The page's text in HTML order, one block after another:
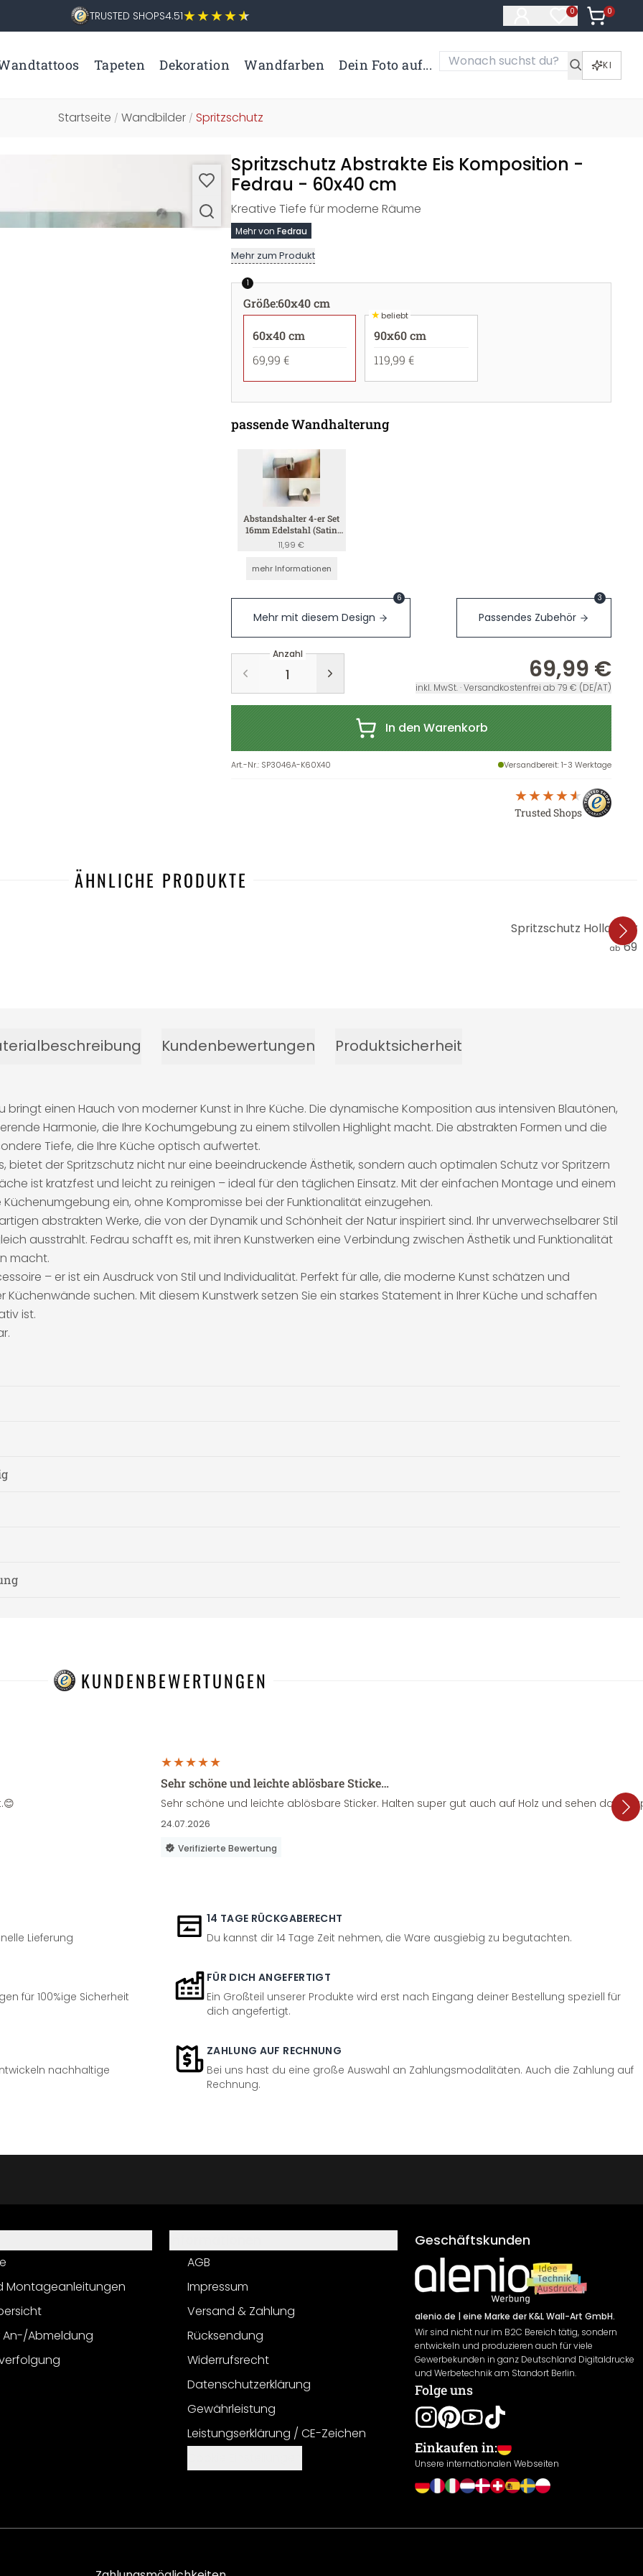
TRUSTED SHOPS4.51 0
Artikel im
0
Artikel
Tapeten Dekoration Wandfarben Dein Foto auf... KI
Startseite / Wandbilder / Spritzschutz
Spritzschutz Abstrakte Eis Komposition -
Fedrau - 60x40 cm
Kreative Tiefe für moderne Räume
Mehr von Fedrau
Mehr zum Produkt
1
Größe:60x40 cm
60x40 cm
69,99 €
★beliebt
90x60 cm
119,99 €
passende Wandhalterung
Abstandshalter 4-er Set
16mm Edelstahl (Satin
4mm)
11,99 €
mehr Informationen
Mehr mit diesem Design
6
Passendes Zubehör
3
Anzahl
69,99 €
inkl. MwSt. · Versandkostenfrei ab 79 € (DE/AT)
In den Warenkorb
Art.-Nr.: SP3046A-K60X40 Versandbereit: 1-3 Werktage
Trusted Shops
ÄHNLICHE PRODUKTE
Spritzschutz Holland-
ab
Kundenbewertungen Produktsicherheit
bringt einen Hauch von moderner Kunst in Ihre Küche. Die dynamische Komposition aus intensiven Blautönen,
Harmonie, die Ihre Kochumgebung zu einem stilvollen Highlight macht. Die abstrakten Formen und die
Tiefe, die Ihre Küche optisch aufwertet.
der Spritzschutz nicht nur eine beeindruckende Ästhetik, sondern auch optimalen Schutz vor Spritzern
ist kratzfest und leicht zu reinigen – ideal für den täglichen Einsatz. Mit der einfachen Montage und einem
ein, ohne Kompromisse bei der Funktionalität einzugehen.
abstrakten Werke, die von der Dynamik und Schönheit der Natur inspiriert sind. Ihr unverwechselbarer Stil
ausstrahlt. Fedrau schafft es, mit ihren Kunstwerken eine Verbindung zwischen Ästhetik und Funktionalität
macht.
– er ist ein Ausdruck von Stil und Individualität. Perfekt für alle, die moderne Kunst schätzen und
suchen. Mit diesem Kunstwerk setzen Sie ein starkes Statement in Ihrer Küche und schaffen
ist.
KUNDENBEWERTUNGEN
Sehr schöne und leichte ablösbare Sticke…
Sehr schöne und leichte ablösbare Sticker. Halten super gut auch auf Holz und sehen dazu
24.07.2026
Verifizierte Bewertung
Lieferung
14 TAGE RÜCKGABERECHT
Du kannst dir 14 Tage Zeit nehmen, die Ware ausgiebig zu begutachten.
für 100%ige Sicherheit
FÜR DICH ANGEFERTIGT
Ein Großteil unserer Produkte wird erst nach Eingang deiner Bestellung speziell für
dich angefertigt.
nachhaltige
ZAHLUNG AUF RECHNUNG
Bei uns hast du eine große Auswahl an Zahlungsmodalitäten. Auch die Zahlung auf
Rechnung.
Montageanleitungen
An-/Abmeldung
AGB
Impressum
Versand & Zahlung
Rücksendung
Widerrufsrecht
Datenschutzerklärung
Gewährleistung
Leistungserklärung / CE-Zeichen
Geschäftskunden
alenio.de | eine Marke der K&L Wall-Art GmbH.
Wir sind nicht nur im B2C Bereich tätig, sondern
entwickeln und produzieren auch für viele
Gewerbekunden in ganz Deutschland Digitaldrucke
und Werbetechnik am Standort Berlin.
Folge uns
Einkaufen in:
Unsere internationalen Webseiten